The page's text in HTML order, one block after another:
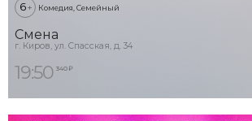
6+ Комедия, Семейный
Смена
г. Киров, ул. Спасская, д. 34
19:50 340 ₽